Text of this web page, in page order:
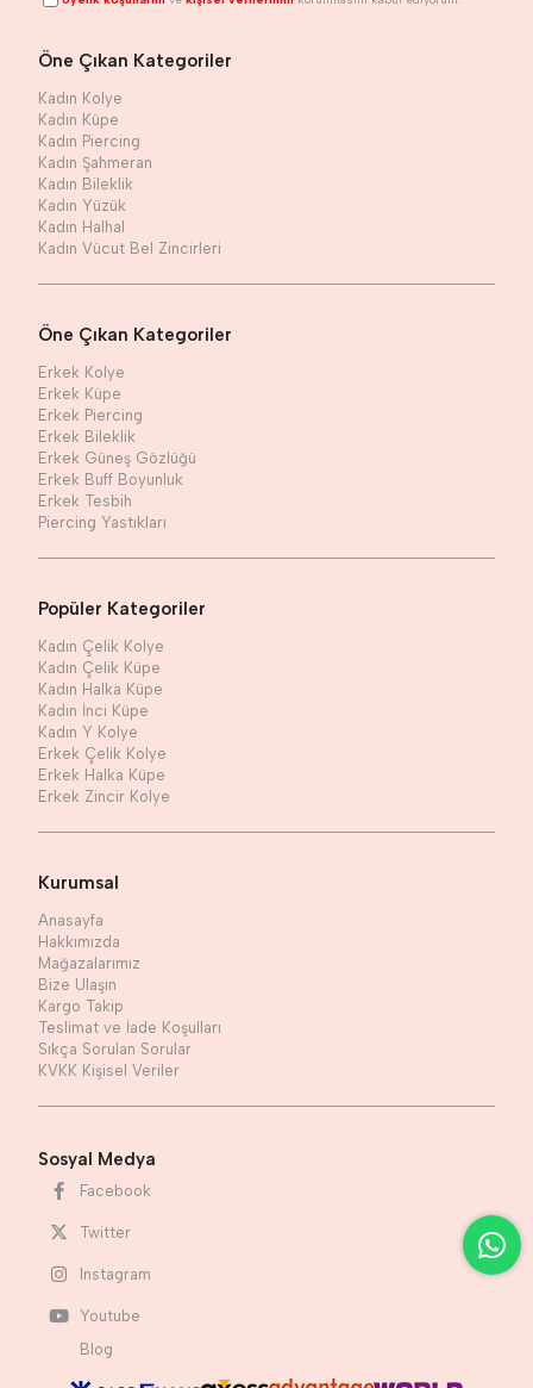
Öne Çıkan Kategoriler
Kadın Kolye
Kadın Küpe
Kadın Piercing
Kadın Şahmeran
Kadın Bileklik
Kadın Yüzük
Kadın Halhal
Kadın Vücut Bel Zincirleri
Öne Çıkan Kategoriler
Erkek Kolye
Erkek Küpe
Erkek Piercing
Erkek Bileklik
Erkek Güneş Gözlüğü
Erkek Buff Boyunluk
Erkek Tesbih
Piercing Yastıkları
Popüler Kategoriler
Kadın Çelik Kolye
Kadın Çelik Küpe
Kadın Halka Küpe
Kadın İnci Küpe
Kadın Y Kolye
Erkek Çelik Kolye
Erkek Halka Küpe
Erkek Zincir Kolye
Kurumsal
Anasayfa
Hakkımızda
Mağazalarımız
Bize Ulaşın
Kargo Takip
Teslimat ve İade Koşulları
Sıkça Sorulan Sorular
KVKK Kişisel Veriler
Sosyal Medya
Facebook
Twitter
Instagram
Youtube
Blog